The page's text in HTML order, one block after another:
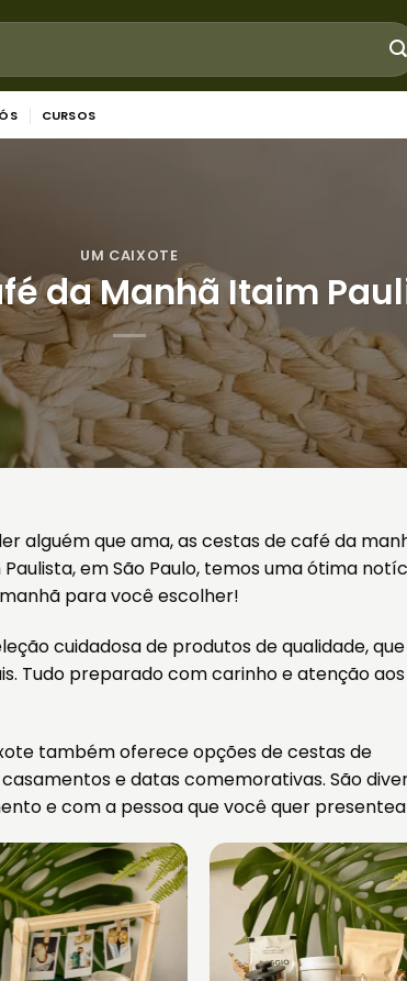
CURSOS
UM CAIXOTE
da Manhã Itaim
alguém que ama, as cestas de café da
em São Paulo, temos uma ótima
para você escolher!
cuidadosa de produtos de qualidade, que
Tudo preparado com carinho e atenção aos
também oferece opções de cestas de
e datas comemorativas. São
e com a pessoa que você quer